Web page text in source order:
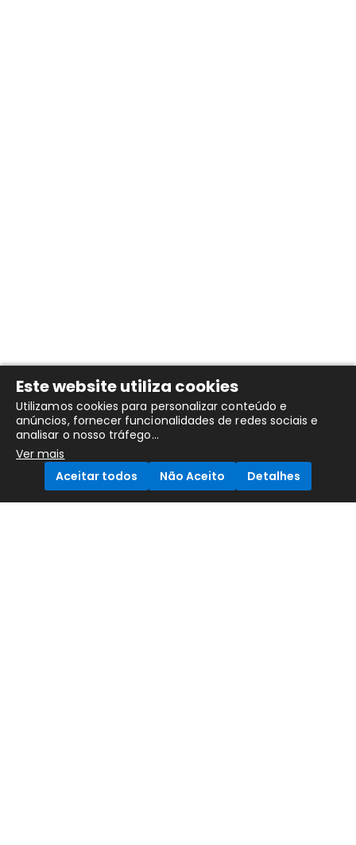
Este website utiliza cookies
Utilizamos cookies para personalizar conteúdo e
anúncios, fornecer funcionalidades de redes sociais e
analisar o nosso tráfego...
Ver mais
Aceitar todos
Não Aceito Detalhes